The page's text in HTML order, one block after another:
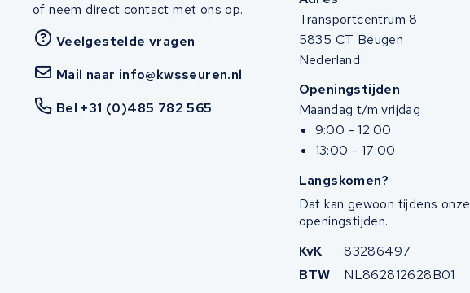
of neem direct contact met ons op.
Veelgestelde vragen
Mail naar info@kwsseuren.nl
Bel +31 (0)485 782 565
Transportcentrum 8
5835 CT Beugen
Nederland
Openingstijden
Maandag t/m vrijdag
9:00 - 12:00
13:00 - 17:00
Langskomen?
Dat kan gewoon tijdens onze
openingstijden.
KvK
83286497
BTW
NL862812628B01